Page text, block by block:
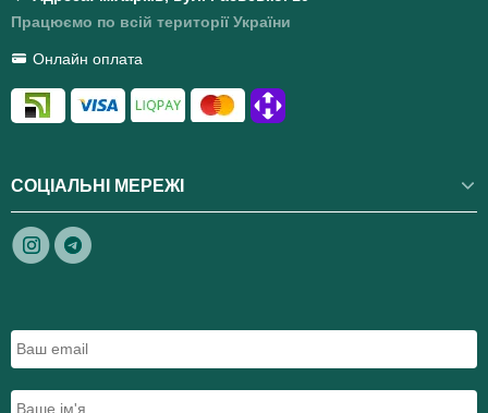
Працюємо по всій території України
Онлайн оплата
СОЦІАЛЬНІ МЕРЕЖІ